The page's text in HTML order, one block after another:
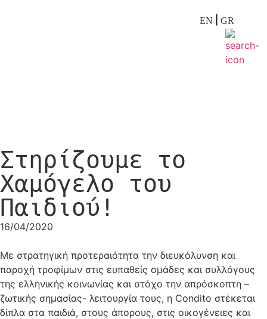
EN GR
Στηρίζουμε το
Χαμόγελο του
Παιδιού!
16/04/2020
Με στρατηγική προτεραιότητα την διευκόλυνση και
παροχή τροφίμων στις ευπαθείς ομάδες και συλλόγους
της ελληνικής κοινωνίας και στόχο την απρόσκοπτη –
ζωτικής σημασίας- λειτουργία τους, η Condito στέκεται
δίπλα στα παιδιά, στους άπορους, στις οικογένειες και